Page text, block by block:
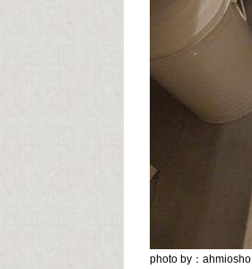
photo by：ahmiosho